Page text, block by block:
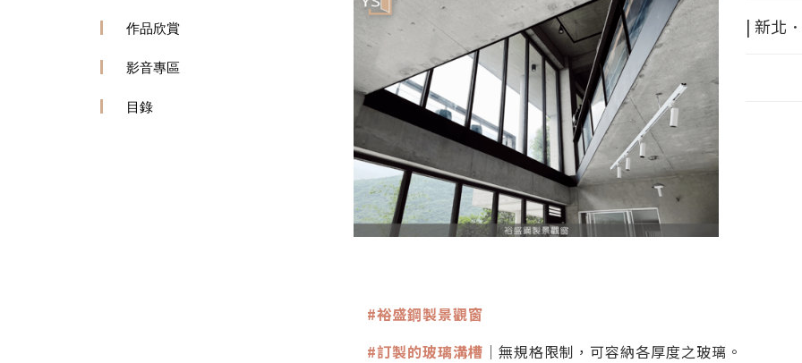
作品欣賞
影音專區
目錄
| 新北
#裕盛鋼製景觀窗
#訂製的玻璃溝槽 ｜無規格限制，可容納各厚度之玻璃。